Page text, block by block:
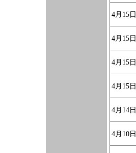
4月15日
4月15日
4月15日
4月15日
4月14日
4月10日